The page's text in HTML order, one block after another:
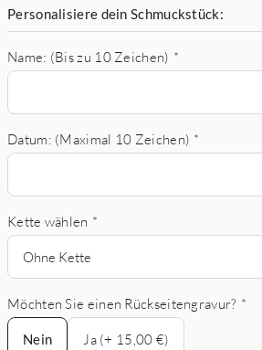
Personalisiere dein Schmuckstück:
Name: (Bis zu 10 Zeichen) *
Datum: (Maximal 10 Zeichen) *
Kette wählen *
Ohne Kette
Möchten Sie einen Rückseitengravur? *
Nein
Nein
Ja (+ 15,00 €)